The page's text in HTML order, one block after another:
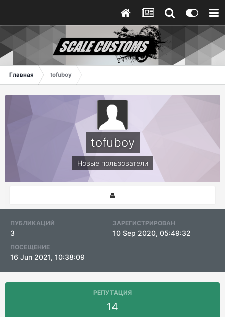
Главная tofuboy
tofuboy
Новые пользователи
ПУБЛИКАЦИЙ
3
ЗАРЕГИСТРИРОВАН
10 Sep 2020, 05:49:32
ПОСЕЩЕНИЕ
16 Jun 2021, 10:38:09
РЕПУТАЦИЯ
14